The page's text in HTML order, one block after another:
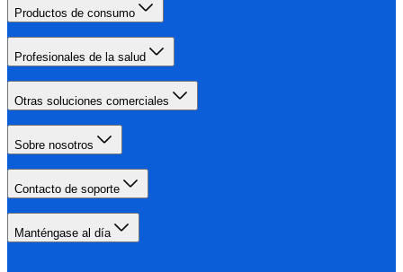
Productos de consumo
Profesionales de la salud
Otras soluciones comerciales
Sobre nosotros
Contacto de soporte
Manténgase al día